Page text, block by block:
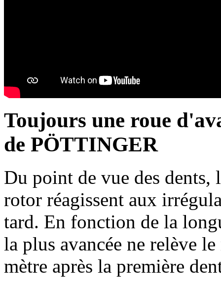
Toujours une roue
de PÖTTINGER
Du point de vue des dents,
rotor réagissent aux
tard. En fonction de la
la plus avancée ne relève
mètre après la première